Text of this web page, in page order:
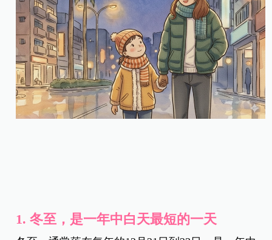
1.冬至，是一年中白天最短的一天